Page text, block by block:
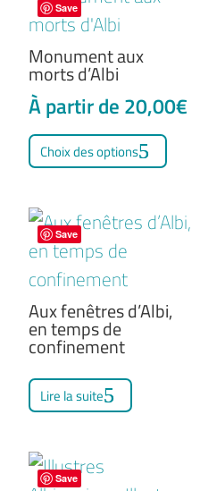
sur
la
du
Save
Monument aux
morts d’Albi
À partir de 20,00€
Choix des options
Ce
Save
Aux fenêtres d’Albi,
en temps de
confinement
Lire la suite
Save